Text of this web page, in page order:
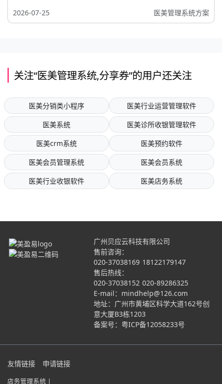
2026-07-25
医美管理系统方案
关注“医美管理系统,分享券”的用户还关注
医美分销类小程序
医美行业运营管理软件
医美系统
医美诊所收银管理软件
医美crm系统
医美预约软件
医美会员管理系统
医美会员系统
医美行业收银软件
医美店务系统
广州贝应云科技有限公司
售前咨询：
020-37038169 18122179147
售后热线：
020-37038152 020-89286325
E-mail：mindhelp@126.com
地址：广州市黄埔区科学大道162号创
意大厦B3栋1203
备案号： 粤ICP备12058233号
友情链接 申请链接
店务管理系统 |